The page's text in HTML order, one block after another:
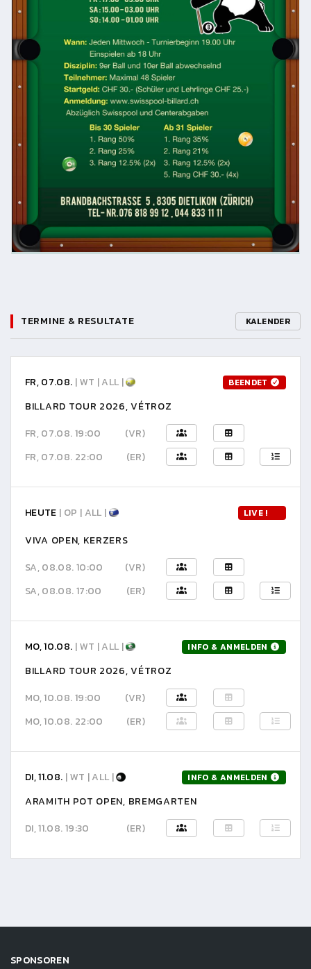
TERMINE & RESULTATE KALENDER
FR, 07.08. | WT | ALL | BEENDET
BILLARD TOUR 2026, VÉTROZ
FR, 07.08. 19:00
(VR)
FR, 07.08. 22:00
(ER)
HEUTE | OP | ALL | LIVE !
VIVA OPEN, KERZERS
SA, 08.08. 10:00
(VR)
SA, 08.08. 17:00
(ER)
MO, 10.08. | WT | ALL | INFO & ANMELDEN
BILLARD TOUR 2026, VÉTROZ
MO, 10.08. 19:00
(VR)
MO, 10.08. 22:00
(ER)
DI, 11.08. | WT | ALL | INFO & ANMELDEN
ARAMITH POT OPEN, BREMGARTEN
DI, 11.08. 19:30
(ER)
SPONSOREN